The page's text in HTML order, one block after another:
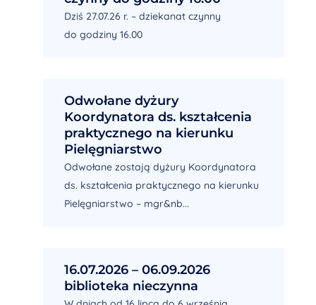
Dziś 27.07.26 r. – dziekanat czynny
do godziny 16.00
Odwołane dyżury
Koordynatora ds. kształcenia
praktycznego na kierunku
Pielęgniarstwo
Odwołane zostają dyżury Koordynatora
ds. kształcenia praktycznego na kierunku
Pielęgniarstwo – mgr&nb...
16.07.2026 – 06.09.2026
biblioteka nieczynna